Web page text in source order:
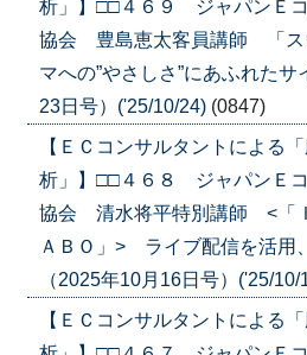
析」】□□４６９ ジャパンＥ
協会 豊島恵太客員講師 「
マへの”やさしさ”にあふれた
23日号）('25/10/24) (0847)
【ＥＣコンサルタントによる
析」】□□４６８ ジャパンＥ
協会 清水将平特別講師 <「
ＡＢＯ」> ライブ配信を活用
（2025年10月16日号）('25/10/
【ＥＣコンサルタントによる